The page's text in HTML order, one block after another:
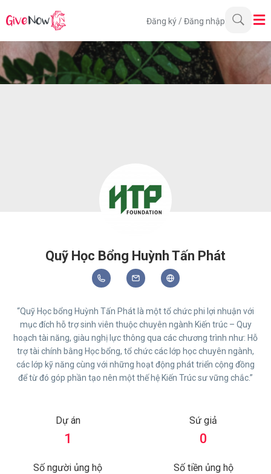
Đăng ký /Đăng nhập
Quỹ Học Bổng Huỳnh Tấn Phát
“Quỹ Học bổng Huỳnh Tấn Phát là một tổ chức phi lợi nhuận với
mục đích hỗ trợ sinh viên thuộc chuyên ngành Kiến trúc – Quy
hoạch tài năng, giàu nghị lực thông qua các chương trình như: Hỗ
trợ tài chính bằng Học bổng, tổ chức các lớp học chuyên ngành,
các lớp kỹ năng cùng với những hoạt động phát triển cộng đồng
để từ đó góp phần tạo nên một thế hệ Kiến Trúc sư vững chắc.”
Dự án
1
Sứ giả
0
Số người ủng hộ Số tiền ủng hộ